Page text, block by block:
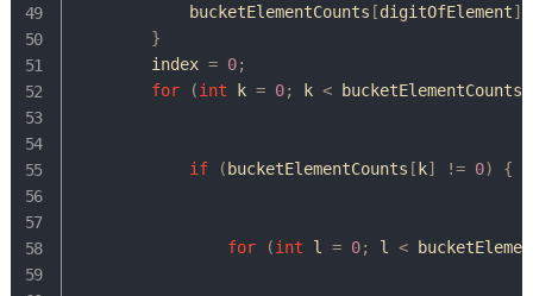
            bucketElementCounts
[digitOfElement]
}
        index
= 0;
for
(int k = 0; k < bucketElementCounts
if ( bucketElementCounts [ k] != 0) {
for (int l = 0; l <